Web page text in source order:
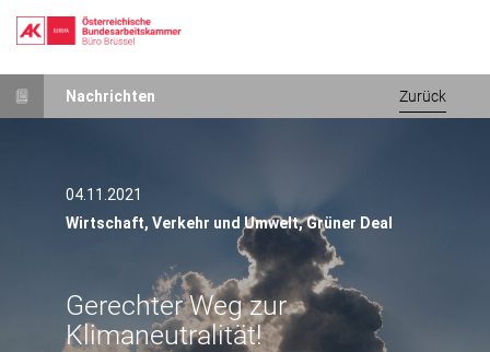
Direkt
zum
Nachrichten Zurück
04.11.2021
Wirtschaft, Verkehr und Umwelt,Grüner Deal
Gerechter Weg zur
Klimaneutralität!
Gerechter Weg zur Klimaneutralität!Gerechter Weg zur